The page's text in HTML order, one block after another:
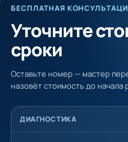
БЕСПЛАТНАЯ
Уточните
сроки
Оставьте номер — мастер
назовёт стоимость до начала
ДИАГНОСТИКА